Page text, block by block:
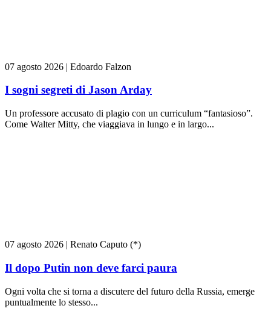
07 agosto 2026 | Edoardo Falzon
I sogni segreti di Jason Arday
Un professore accusato di plagio con un curriculum “fantasioso”.
Come Walter Mitty, che viaggiava in lungo e in largo...
07 agosto 2026 | Renato Caputo (*)
Il dopo Putin non deve farci paura
Ogni volta che si torna a discutere del futuro della Russia, emerge
puntualmente lo stesso...